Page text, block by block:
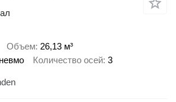
Объем 26,13 м³
Количество осей 3